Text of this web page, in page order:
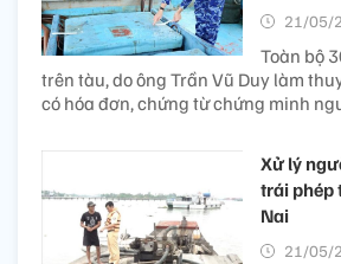
21/05/
Toàn bộ
trên tàu, do ông Trần Vũ Duy làm
có hóa đơn, chứng từ chứng minh
Xử lý
trái phép
Nai
21/05/